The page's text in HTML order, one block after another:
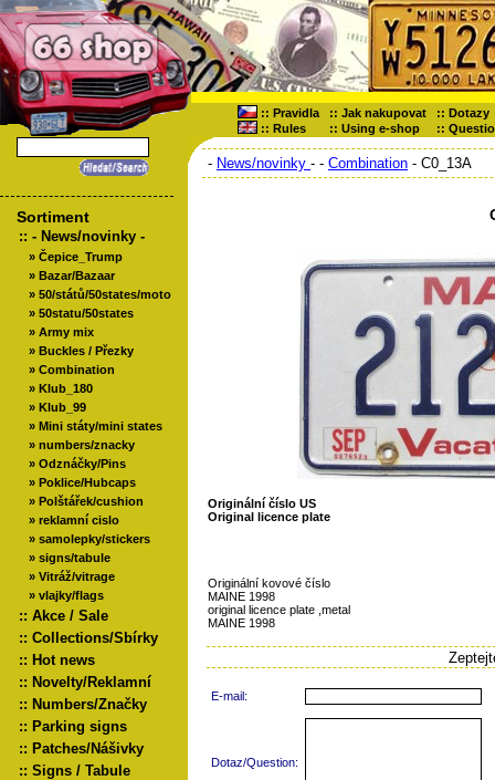
:: Pravidla :: Jak nakupovat :: Dotazy
:: Rules :: Using e-shop ::
Sortiment
:: - News/novinky -
» Čepice_Trump
» Bazar/Bazaar
» 50/států/50states/moto
» 50statu/50states
» Army mix
» Buckles / Přezky
» Combination
» Klub_180
» Klub_99
» Mini státy/mini states
» numbers/znacky
» Odznáčky/Pins
» Poklice/Hubcaps
» Polštářek/cushion
» reklamní cislo
» samolepky/stickers
» signs/tabule
» Vitráž/vitrage
» vlajky/flags
:: Akce / Sale
:: Collections/Sbírky
:: Hot news
:: Novelty/Reklamní
:: Numbers/Značky
:: Parking signs
:: Patches/Nášivky
:: Signs / Tabule
- News/novinky - - Combination - C0_13A
Originální číslo US
Original licence plate
Originální kovové číslo
MAINE 1998
original licence plate ,metal
MAINE 1998
E-mail:
Dotaz/Question: